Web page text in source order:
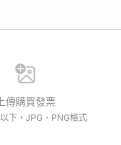
上傳購買發票
下，JPG、PNG格式